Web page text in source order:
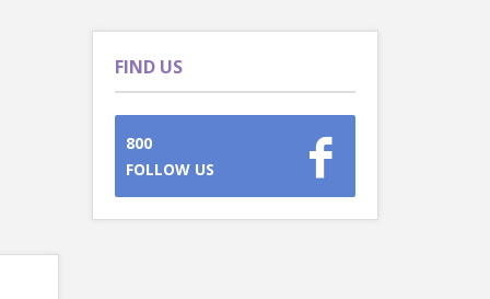
FIND US
800
FOLLOW US